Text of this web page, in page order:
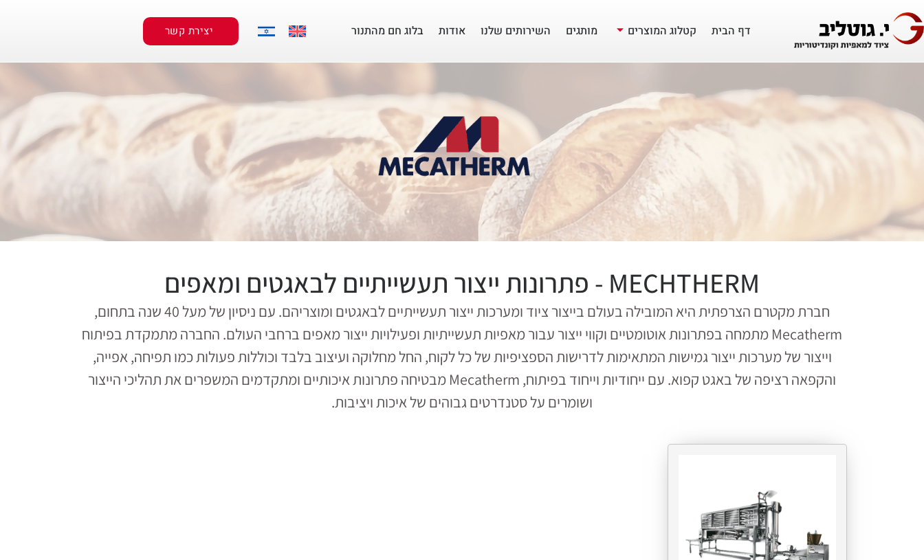
דף הבית קטלוג המוצרים מותגים השירותים שלנו אודות בלוג חם מהתנור יצירת קשר
MECHTHERM - פתרונות ייצור תעשייתיים לבאגטים ומאפים
חברת מקטרם הצרפתית היא המובילה בעולם בייצור ציוד ומערכות ייצור תעשייתיים לבאגטים ומוצריהם. עם ניסיון של מעל 40 שנה בתחום,
Mecatherm מתמחה בפתרונות אוטומטיים וקווי ייצור עבור מאפיות תעשייתיות ופעילויות ייצור מאפים ברחבי העולם. החברה מתמקדת בפיתוח
וייצור של מערכות ייצור גמישות המתאימות לדרישות הספציפיות של כל לקוח, החל מחלוקה ועיצוב בלבד וכוללות פעולות כמו תפיחה, אפייה,
והקפאה רציפה של באגט קפוא. עם ייחודיות וייחוד בפיתוח, Mecatherm מבטיחה פתרונות איכותיים ומתקדמים המשפרים את תהליכי הייצור
ושומרים על סטנדרטים גבוהים של איכות ויציבות.